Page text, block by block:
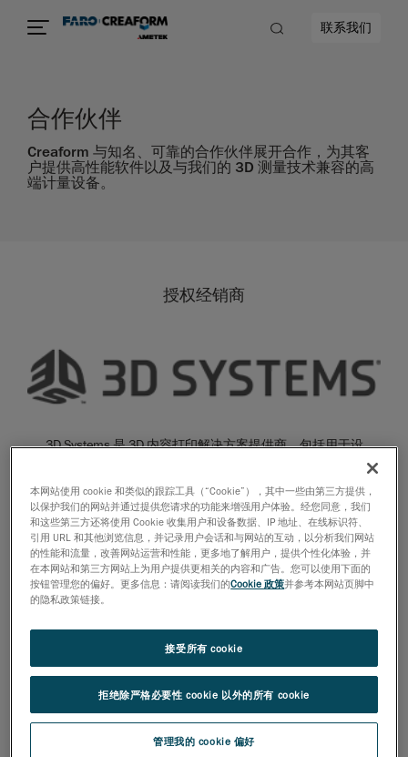
联系我们
合作伙伴
Creaform 与知名、可靠的合作伙伴展开合作，为其客
户提供高性能软件以及与我们的 3D 测量技术兼容的高
端计量设备。
授权经销商
3D Systems 是 3D 内容打印解决方案提供商，包括用于设
计、创建、试制或生产真实部件的 CAD、RE 和检测软件。
更多详情
InnovMetric Software 已成功开发 PolyWorks®，并基于此
软件平台推广并支持工业 3D 计量解决方案。
更多详情
本网站使用 cookie 和类似的跟踪工具（“Cookie”），其中一些由第三方提供，
以保护我们的网站并通过提供您请求的功能来增强用户体验。经您同意，我们
和这些第三方还将使用 Cookie 收集用户和设备数据、IP 地址、在线标识符、
引用 URL 和其他浏览信息，并记录用户会话和与网站的互动，以分析我们网站
的性能和流量，改善网站运营和性能，更多地了解用户，提供个性化体验，并
在本网站和第三方网站上为用户提供更相关的内容和广告。您可以使用下面的
按钮管理您的偏好。更多信息：请阅读我们的Cookie 政策并参考本网站页脚中
的隐私政策链接。
管理我的 cookie 偏好
拒绝除严格必要性 cookie 以外的所有 cookie
接受所有 cookie